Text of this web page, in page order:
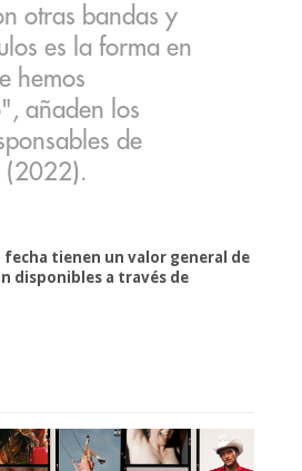
otras bandas y
es la forma en
hemos
añaden los
de
(2022).
fecha tienen un valor general de
disponibles a través de